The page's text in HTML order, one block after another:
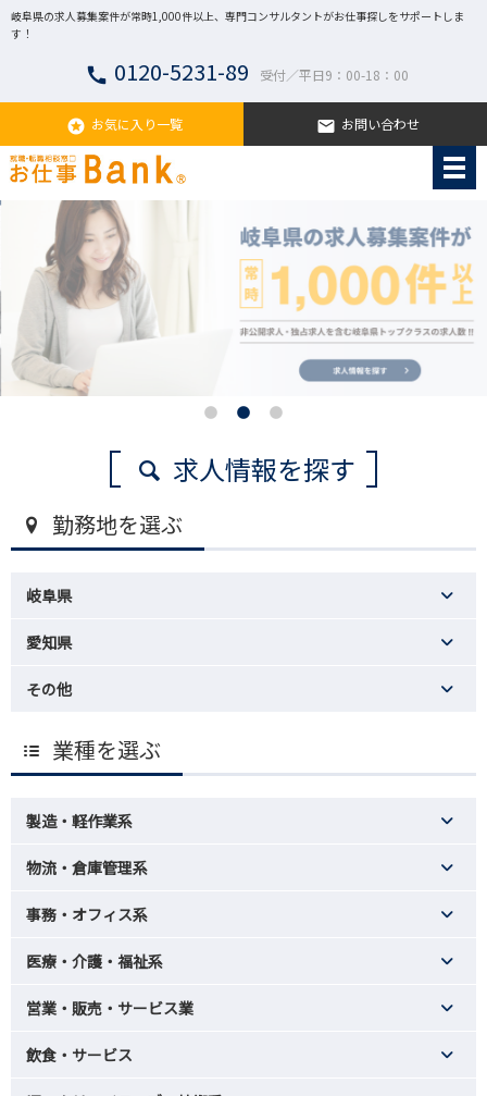
岐阜県の求人募集案件が常時1,000件以上、専門コンサルタントがお仕事探しをサポートしま
す！
call 0120-5231-89 受付／平日9：00-18：00
stars お気に入り一覧 email お問い合わせ
求人情報を探す
勤務地を選ぶ
岐阜県
愛知県
その他
業種を選ぶ
製造・軽作業系
物流・倉庫管理系
事務・オフィス系
医療・介護・福祉系
営業・販売・サービス業
飲食・サービス